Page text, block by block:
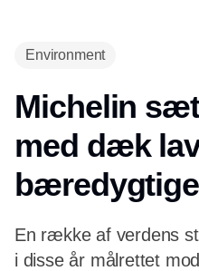
Environment
Michelin
med dæk
En række af verdens
i disse år målrettet